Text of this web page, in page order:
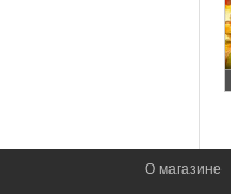
О магазине